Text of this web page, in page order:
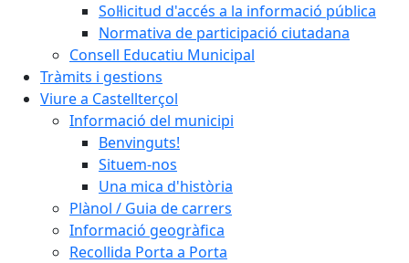
Sol·licitud d'accés a la informació pública
Normativa de participació ciutadana
Consell Educatiu Municipal
Tràmits i gestions
Viure a Castellterçol
Informació del municipi
Benvinguts!
Situem-nos
Una mica d'història
Plànol / Guia de carrers
Informació geogràfica
Recollida Porta a Porta